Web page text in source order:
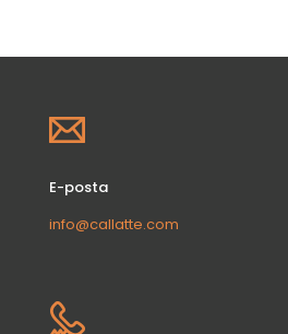
E-posta
info@callatte.com